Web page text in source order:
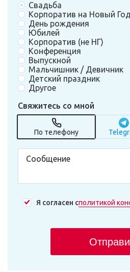
Свадьба
Корпоратив на Новый Год
День рождения
Юбилей
Корпоратив (не НГ)
Конференция
Выпускной
Мальчишник / Девичник
Детский праздник
Другое
Свяжитесь со мной
По телефону
Я согласен сполитикой